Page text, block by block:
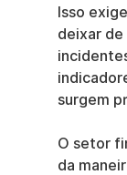
Isso
deixar
surgem
O setor
da